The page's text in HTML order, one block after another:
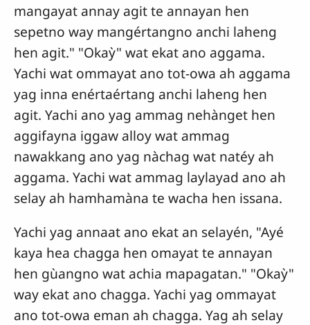
mangayat annay agit te annayan hen
sepetno way mangértangno anchi laheng
hen agit." "Okaỳ" wat ekat ano aggama.
Yachi wat ommayat ano tot-owa ah aggama
yag inna enértaértang anchi laheng hen
agit. Yachi ano yag ammag nehànget hen
aggifayna iggaw alloy wat ammag
nawakkang ano yag nàchag wat natéy ah
aggama. Yachi wat ammag laylayad ano ah
selay ah hamhamàna te wacha hen issana.
Yachi yag annaat ano ekat an selayén, "Ayé
kaya hea chagga hen omayat te annayan
hen gùangno wat achia mapagatan." "Okaỳ"
way ekat ano chagga. Yachi yag ommayat
ano tot-owa eman ah chagga. Yag ah selay